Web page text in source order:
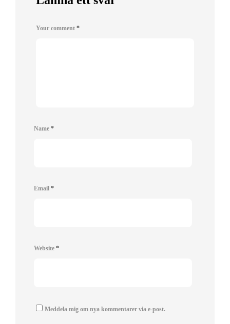
Your comment *
Name *
Email *
Website *
Meddela mig om nya kommentarer via e-post.